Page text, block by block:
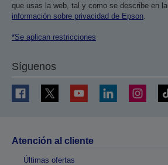
que usas la web, tal y como se describe en la
información sobre privacidad de Epson.
*Se aplican restricciones
Síguenos
Atención al cliente
Últimas ofertas